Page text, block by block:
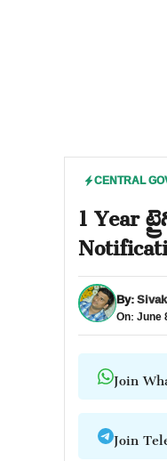
CENTRAL
1 Year
By:
On: June
Join
Join